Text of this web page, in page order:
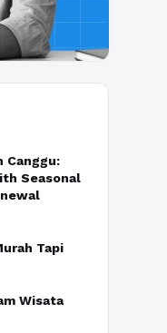
Canggu:
Seasonal
Tapi
Wisata